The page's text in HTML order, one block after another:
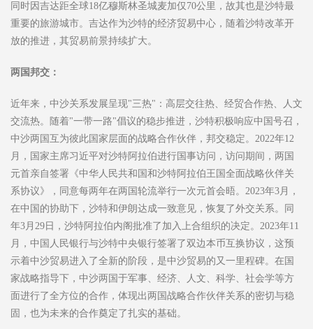
同时因吉达距全球18亿穆斯林圣城麦加仅70公里，故其也是沙特最
重要的旅游城市。吉达作为沙特的经济贸易中心，随着沙特改革开
放的推进，其贸易前景持续扩大。
两国邦交：
近年来，中沙关系发展呈现"三热"：高层交往热、经贸合作热、人文
交流热。随着"一带一路"倡议的稳步推进，沙特积极响应中国号召，
中沙两国互为彼此国家层面的战略合作伙伴，邦交稳定。2022年12
月，国家主席习近平对沙特阿拉伯进行国事访问，访问期间，两国
元首亲自签署《中华人民共和国和沙特阿拉伯王国全面战略伙伴关
系协议》，同意每两年在两国轮流举行一次元首会晤。2023年3月，
在中国的协助下，沙特和伊朗达成一致意见，恢复了外交关系。同
年3月29日，沙特阿拉伯内阁批准了加入上合组织的决定。2023年11
月，中国人民银行与沙特中央银行签署了双边本币互换协议，这预
示着中沙贸易进入了全新的阶段，是中沙贸易的又一里程碑。在国
家战略指导下，中沙两国于军事、经济、人文、科学、社会学等方
面进行了全方位的合作，体现出两国战略合作伙伴关系的密切与稳
固，也为未来的合作奠定了扎实的基础。